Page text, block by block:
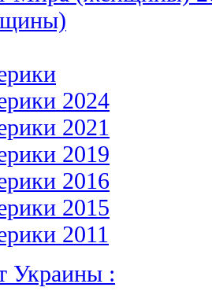
2024
2021
2019
2016
2015
2011
Украины :